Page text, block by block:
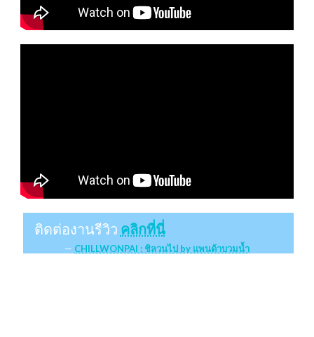
ติดต่องานรีวิว คลิกที่นี่
CHILLWONPAI : ชิลวนไป by แพนด้าบวมน้ำ